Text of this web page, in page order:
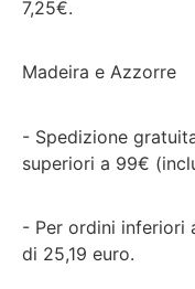
7,25€.
Madeira e Azzorre
- Spedizione
superiori a 99€
- Per ordini inferiori
di 25,19 euro.